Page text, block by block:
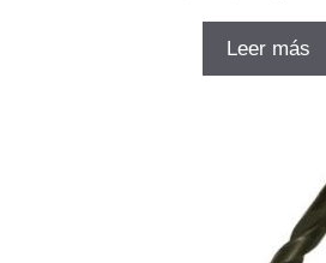
originalactual
Leer más